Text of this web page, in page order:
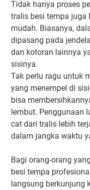
Tidak hanya proses
tralis besi tempa juga
mudah. Biasanya,
dipasang pada
dan kotoran lainnya
sisinya.
Tak perlu ragu untuk
yang menempel di
bisa
lembut. Penggunaan
cat dari tralis lebih
dalam jangka waktu
Bagi orang-orang
besi tempa
langsung berkunjung